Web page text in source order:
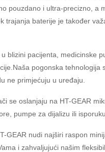
pouzdano i ultra-precizno, a
trajanja baterije je također
blizini pacijenta, medicinske
pogonska
ne primjećuju u uređaju.
se oslanjaju na HT-GEAR
pumpe za dijalizu ili
GEAR nudi najširi raspon
i zahvaljujući našim